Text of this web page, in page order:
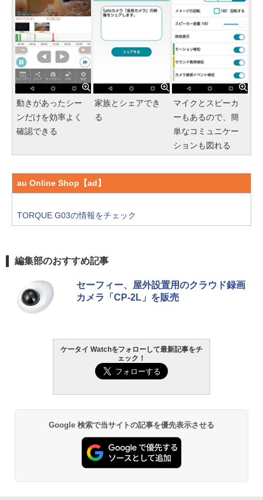
動きがあったシー
ンだけを効率よく
確認できる
家族とシェアでき
る
マイクとスピーカ
ーもあるので、簡
単なコミュニケー
ションも図れる
au Online Shop【ad】
TORQUE G03の情報をチェック
編集部のおすすめ記事
セーフィー、屋外設置用のクラウド録画
カメラ「CP-2L」を販売
ケータイ Watchをフォローして最新記事をチ
ェック！
Google 検索で当サイトの記事を優先表示させる